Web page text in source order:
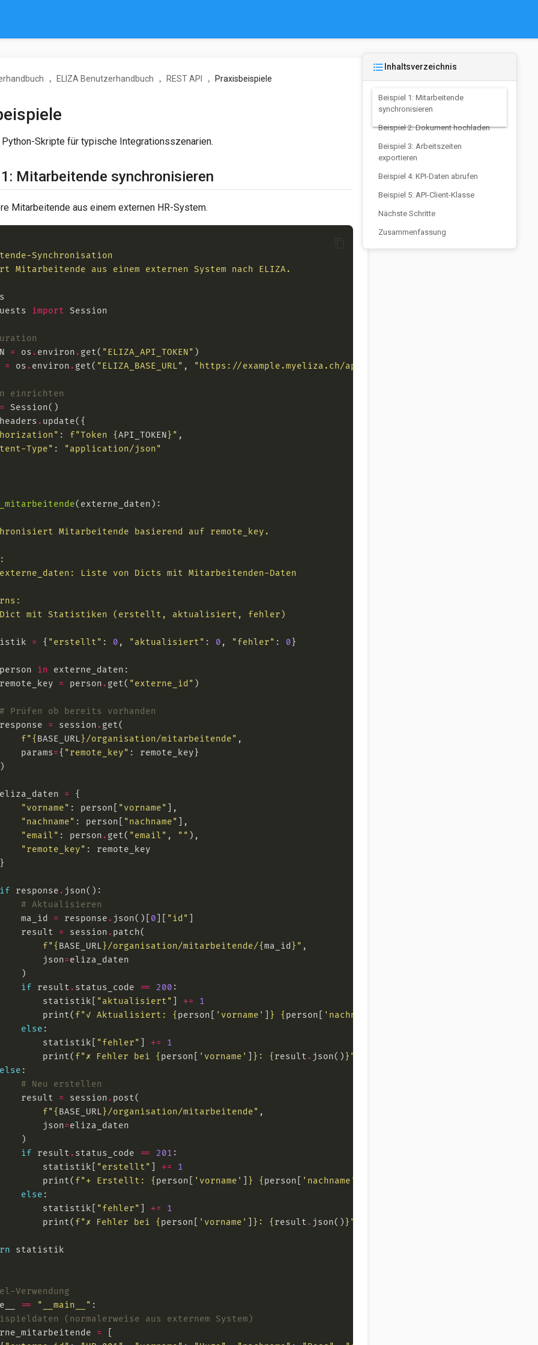
ELIZA Benutzerhandbuch REST API Praxisbeispiele
Skripte für typische Integrationsszenarien.
Mitarbeitende synchronisieren
Mitarbeitende aus einem externen HR-System.
import
= os . environ . get( "ELIZA_API_TOKEN"
= os . environ . get( "ELIZA_BASE_URL" , "https://example.myeliza.ch/api"
einrichten
=
headers .
: f"Token {API_TOKEN } "
Type" :
"application/json"
= { "erstellt" : 0 , "aktualisiert" : 0 , "fehler" : 0
in
= person . get( "externe_id"
# Prüfen ob bereits vorhanden
= session .
f"{ BASE_URL }/organisation/mitarbeitende"
params
={ "remote_key"
=
"vorname" : person[ "vorname"
"nachname" : person[ "nachname"
"email" : person . get( "email" , ""
"remote_key"
if response .
# Aktualisieren
ma_id
= response . json()[ 0 "id"
result
= session .
f"{ BASE_URL }/organisation/mitarbeitende/{ma_id } "
json
=
if result . status_code == 200
statistik[
"aktualisiert" +=
1
print(
f"✓ Aktualisiert: { person[ 'vorname' } { person[ 'nachname'
else
statistik[
"fehler" +=
1
print(
f"✗ Fehler bei { person[ 'vorname' } : { result . json() } "
else
# Neu erstellen
result
= session .
f"{ BASE_URL }/organisation/mitarbeitende"
json
=
if result . status_code == 201
statistik[
"erstellt" +=
1
print(
f"+ Erstellt: { person[ 'vorname' } { person[ 'nachname'
else
statistik[
"fehler" +=
1
print(
f"✗ Fehler bei { person[ 'vorname' } : { result . json() } "
Verwendung
== "__main__"
(normalerweise aus externem System)
=
format_list_bulleted Inhaltsverzeichnis
Beispiel 1: Mitarbeitende
synchronisieren
Beispiel 2: Dokument hochladen
Beispiel 3: Arbeitszeiten
exportieren
Beispiel 4: KPI-Daten abrufen
Beispiel 5: API-Client-Klasse
Nächste Schritte
Zusammenfassung